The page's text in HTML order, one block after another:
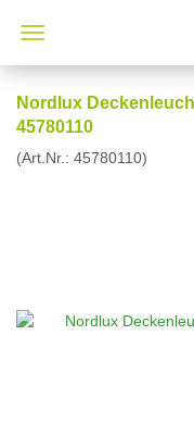
Nordlux
45780110
(Art.Nr.: 45780110)